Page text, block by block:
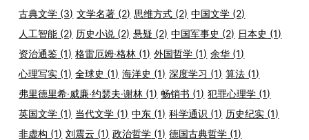
古典文学 (3) 文学名著 (2) 思维方式 (2) 中国文学 (2)
人工智能 (2) 历史小说 (2) 悬疑 (2) 中国军事史 (2) 日本史 (1)
资治通鉴 (1) 格雷厄姆·格林 (1) 外国哲学 (1) 余华 (1)
心理写实 (1) 全球史 (1) 海洋史 (1) 深度学习 (1) 算法 (1)
弗里德里希·威廉·约瑟夫·谢林 (1) 畅销书 (1) 犯罪心理学 (1)
英国文学 (1) 当代文学 (1) 中东 (1) 科学通识 (1) 历史纪实 (1)
非虚构 (1) 刘震云 (1) 政治哲学 (1) 德国古典哲学 (1)